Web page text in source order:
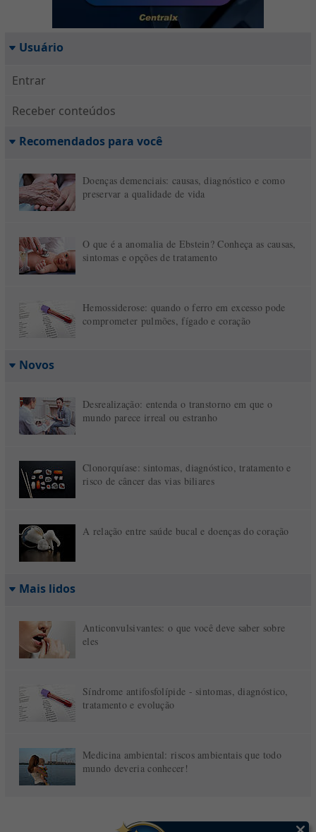
Usuário
Entrar
Receber conteúdos
Recomendados para você
Doenças demenciais: causas, diagnóstico e como
preservar a qualidade de vida
O que é a anomalia de Ebstein? Conheça as causas,
sintomas e opções de tratamento
Hemossiderose: quando o ferro em excesso pode
comprometer pulmões, fígado e coração
Novos
Desrealização: entenda o transtorno em que o
mundo parece irreal ou estranho
Clonorquíase: sintomas, diagnóstico, tratamento e
risco de câncer das vias biliares
A relação entre saúde bucal e doenças do coração
Mais lidos
Anticonvulsivantes: o que você deve saber sobre
eles
Síndrome antifosfolípide - sintomas, diagnóstico,
tratamento e evolução
Medicina ambiental: riscos ambientais que todo
mundo deveria conhecer!